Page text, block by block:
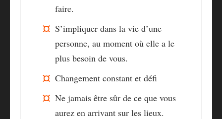
faire.
S’impliquer dans la vie d’une
personne, au moment où elle a le
plus besoin de vous.
Changement constant et défi
Ne jamais être sûr de ce que vous
aurez en arrivant sur les lieux.